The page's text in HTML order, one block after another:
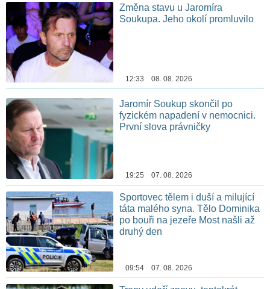
Změna stavu u Jaromíra
Soukupa. Jeho okolí promluvilo
12:33 08. 08. 2026
Jaromír Soukup skončil po
fyzickém napadení v nemocnici.
První slova právničky
19:25 07. 08. 2026
Sportovec tělem i duší a milující
táta malého syna. Tělo Dominika
po bouři na jezeře Most našli až
druhý den
09:54 07. 08. 2026